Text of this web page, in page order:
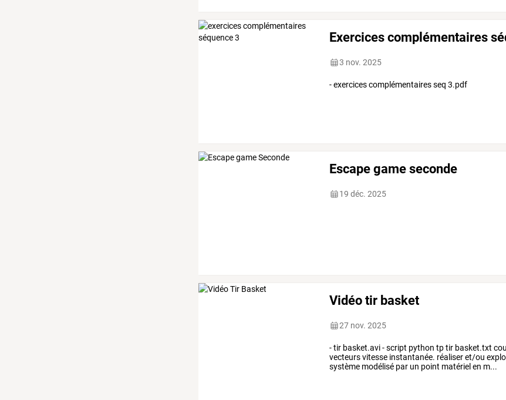
Exercices complémentaires
3 nov. 2025
- exercices complémentaires seq 3.pdf
Escape game seconde
19 déc. 2025
Vidéo tir basket
27 nov. 2025
- tir basket.avi - script python tp tir basket.txt
vecteurs vitesse instantanée. réaliser et/ou
système modélisé par un point matériel en m...